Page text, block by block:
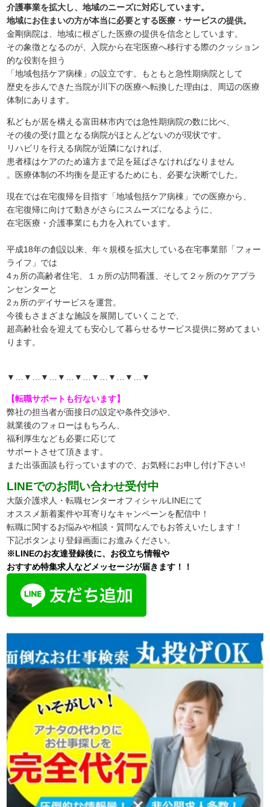
介護事業を拡大し、地域のニーズに対応しています。
地域にお住まいの方が本当に必要とする医療・サービスの提供。
金剛病院は、地域に根ざした医療の提供を信念としています。
その象徴となるのが、入院から在宅医療へ移行する際のクッション
的な役割を担う
「地域包括ケア病棟」の設立です。もともと急性期病院として
歴史を歩んできた当院が川下の医療へ転換した理由は、周辺の医療
体制にあります。
私どもが居を構える富田林市内では急性期病院の数に比べ、
その後の受け皿となる病院がほとんどないのが現状です。
リハビリを行える病院が近隣になければ、
患者様はケアのため遠方まで足を延ばさなければなりません
。医療体制の不均衡を是正するためにも、必要な決断でした。
現在では在宅復帰を目指す「地域包括ケア病棟」での医療から、
在宅復帰に向けて動きがさらにスムーズになるように、
在宅医療・介護事業にも力を入れています。
平成18年の創設以来、年々規模を拡大している在宅事業部「フォー
ライフ」では
4ヵ所の高齢者住宅、１ヵ所の訪問看護、そして２ヶ所のケアプラ
ンセンターと
2ヵ所のデイサービスを運営。
今後もさまざまな施設を展開していくことで、
超高齢社会を迎えても安心して暮らせるサービス提供に努めてまい
ります。
▼…▼…▼…▼…▼…▼…▼…▼…▼
【転職サポートも行ないます】
弊社の担当者が面接日の設定や条件交渉や、
就業後のフォローはもちろん、
福利厚生なども必要に応じて
サポートさせて頂きます。
また出張面談も行っていますので、 お気軽にお申し付け下さい!
LINEでのお問い合わせ受付中
大阪介護求人・転職センターオフィシャルLINEにて
オススメ新着案件や耳寄りなキャンペーンを配信中！
転職に関するお悩みや相談・質問なんでもお答えいたします！
下記ボタンより登録画面にお進みください。
※LINEのお友達登録後に、お役立ち情報や
おすすめ特集求人などメッセージが届きます！！